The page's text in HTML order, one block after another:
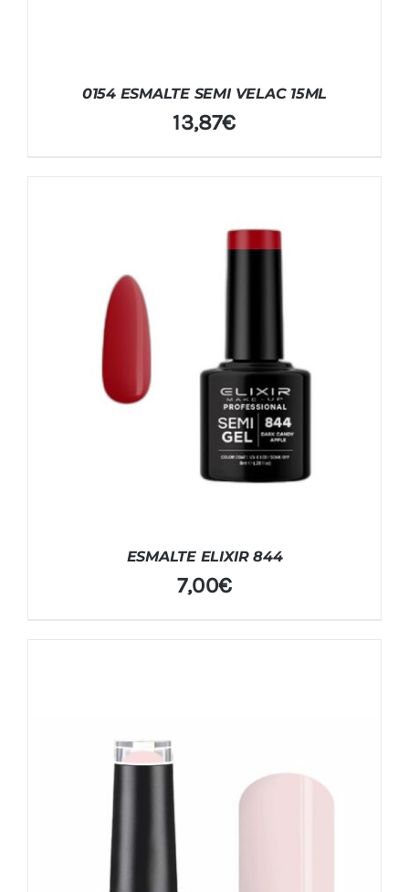
0154 ESMALTE SEMI VELAC 15ML
13,87€
ESMALTE ELIXIR 844
7,00€